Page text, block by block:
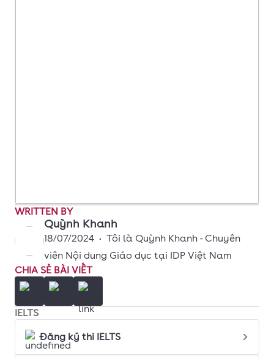
WRITTEN BY
Quỳnh Khanh
18/07/2024 • Tôi là Quỳnh Khanh - Chuyên
viên Nội dung Giáo dục tại IDP Việt Nam
CHIA SẺ BÀI VIẾT
IELTS
Đăng ký thi IELTS